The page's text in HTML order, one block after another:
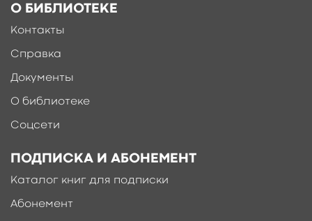
О БИБЛИОТЕКЕ
Контакты
Справка
Документы
О библиотеке
Соцсети
ПОДПИСКА И АБОНЕМЕНТ
Каталог книг для подписки
Абонемент